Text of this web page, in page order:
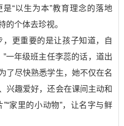
“以生为本”教育理念的落地
个体去珍视。
，更重要的是让孩子知道，自
”一年级班主任李蕊的话，道出
了尽快熟悉学生，她不仅在名
兴趣爱好，还会在课间主动和
家里的小动物”，让名字与鲜